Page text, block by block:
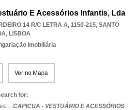
E Acessórios Infantis, Lda
14 R/C LETRA A, 1150-215, SANTO
, LISBOA
imobiliária
Ver no Mapa
for:
...CAPICUA - VESTUÁRIO E ACESSÓRIOS